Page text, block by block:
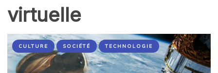
virtuelle
CULTURE SOCIÉTÉ TECHNOLOGIE